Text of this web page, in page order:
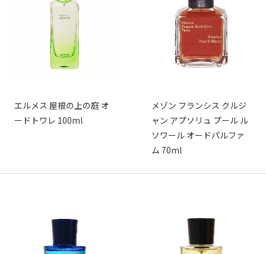
エルメス 屋根の上の庭 オ
ードトワレ 100ml
メゾン フランシス クルジ
ャン アプソリュ プール ル
ソワール オードパルファ
ム 70ml